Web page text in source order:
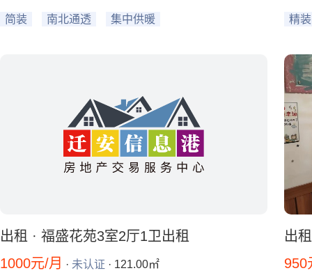
简装 南北通透 集中供暖 精装
出租 · 福盛花苑3室2厅1卫出租
1000元/月
· 未认证 · 121.00㎡
出
950